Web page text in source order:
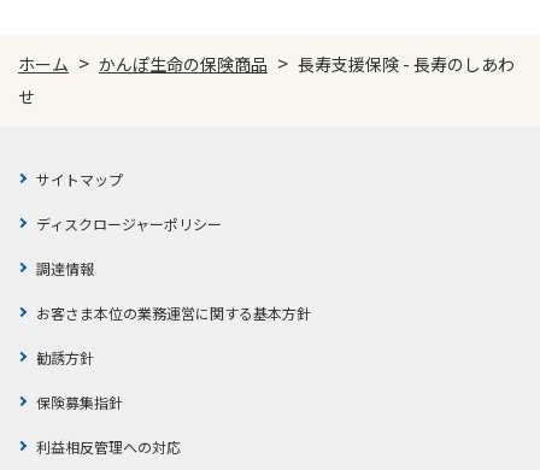
付加できます
不慮の事故でのケガによる
医療特約「もっとその日からプラス」
不慮の事故での病気やケガによる
ホーム > かんぽ生命の保険商品 > 長寿支援保険 - 長寿のしあわ
せ
サイトマップ
ディスクロージャーポリシー
調達情報
お客さま本位の業務運営に関する基本方針
勧誘方針
保険募集指針
利益相反管理への対応